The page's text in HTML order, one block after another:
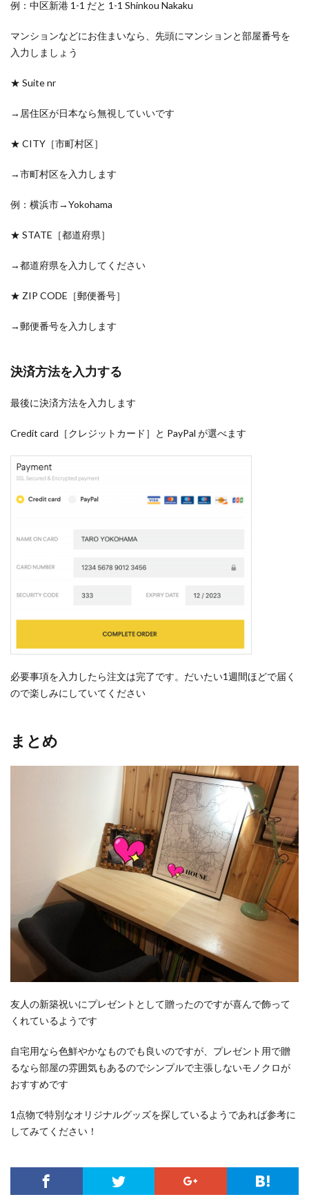
例：中区新港 1-1 だと 1-1 Shinkou Nakaku
マンションなどにお住まいなら、先頭にマンションと部屋番号を
入力しましょう
★ Suite nr
→居住区が日本なら無視していいです
★ CITY［市町村区］
→市町村区を入力します
例：横浜市→Yokohama
★ STATE［都道府県］
→都道府県を入力してください
★ ZIP CODE［郵便番号］
→郵便番号を入力します
決済方法を入力する
最後に決済方法を入力します
Credit card［クレジットカード］と PayPal が選べます
必要事項を入力したら注文は完了です。だいたい1週間ほどで届く
ので楽しみにしていてください
まとめ
友人の新築祝いにプレゼントとして贈ったのですが喜んで飾って
くれているようです
自宅用なら色鮮やかなものでも良いのですが、プレゼント用で贈
るなら部屋の雰囲気もあるのでシンプルで主張しないモノクロが
おすすめです
1点物で特別なオリジナルグッズを探しているようであれば参考に
してみてください！